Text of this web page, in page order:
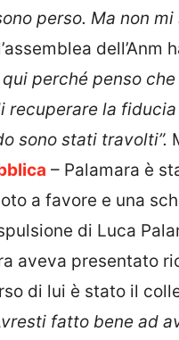
perso. Ma non
dell’Anm
perché penso
recuperare la
sono stati travolti”.
– Palamara è
a favore e una
di Luca
aveva presentato
di lui è stato il
fatto bene ad